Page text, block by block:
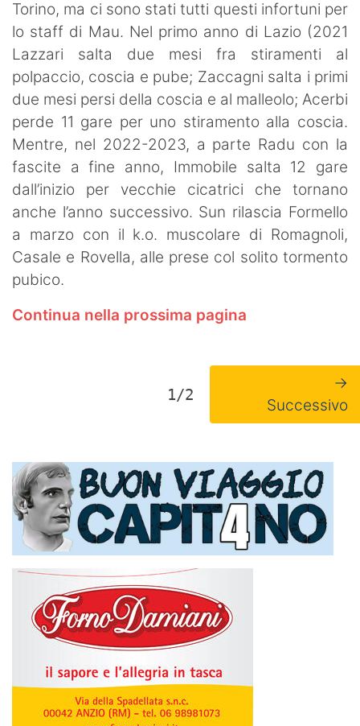
Torino, ma ci sono stati tutti questi infortuni per
lo staff di Mau. Nel primo anno di Lazio (2021
Lazzari salta due mesi fra stiramenti al
polpaccio, coscia e pube; Zaccagni salta i primi
due mesi persi della coscia e al malleolo; Acerbi
perde 11 gare per uno stiramento alla coscia.
Mentre, nel 2022-2023, a parte Radu con la
fascite a fine anno, Immobile salta 12 gare
dall’inizio per vecchie cicatrici che tornano
anche l’anno successivo. Sun rilascia Formello
a marzo con il k.o. muscolare di Romagnoli,
Casale e Rovella, alle prese col solito tormento
pubico.
Continua nella prossima pagina
1/2
→
Successivo